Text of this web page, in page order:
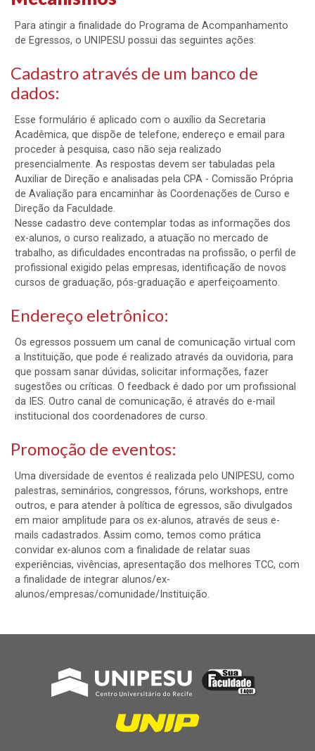
Para atingir a finalidade do Programa de Acompanhamento
de Egressos, o UNIPESU possui das seguintes ações:
Cadastro através de um banco de
dados:
Esse formulário é aplicado com o auxílio da Secretaria
Acadêmica, que dispõe de telefone, endereço e email para
proceder à pesquisa, caso não seja realizado
presencialmente. As respostas devem ser tabuladas pela
Auxiliar de Direção e analisadas pela CPA - Comissão Própria
de Avaliação para encaminhar às Coordenações de Curso e
Direção da Faculdade.
Nesse cadastro deve contemplar todas as informações dos
ex-alunos, o curso realizado, a atuação no mercado de
trabalho, as dificuldades encontradas na profissão, o perfil de
profissional exigido pelas empresas, identificação de novos
cursos de graduação, pós-graduação e aperfeiçoamento.
Endereço eletrônico:
Os egressos possuem um canal de comunicação virtual com
a Instituição, que pode é realizado através da ouvidoria, para
que possam sanar dúvidas, solicitar informações, fazer
sugestões ou críticas. O feedback é dado por um profissional
da IES. Outro canal de comunicação, é através do e-mail
institucional dos coordenadores de curso.
Promoção de eventos:
Uma diversidade de eventos é realizada pelo UNIPESU, como
palestras, seminários, congressos, fóruns, workshops, entre
outros, e para atender à política de egressos, são divulgados
em maior amplitude para os ex-alunos, através de seus e-
mails cadastrados. Assim como, temos como prática
convidar ex-alunos com a finalidade de relatar suas
experiências, vivências, apresentação dos melhores TCC, com
a finalidade de integrar alunos/ex-
alunos/empresas/comunidade/Instituição.